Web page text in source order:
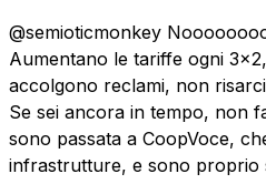
@semioticmonkey
Aumentano le tariffe ogni
accolgono reclami, non
Se sei ancora in tempo, non
sono passata a CoopVoce,
infrastrutture, e sono proprio